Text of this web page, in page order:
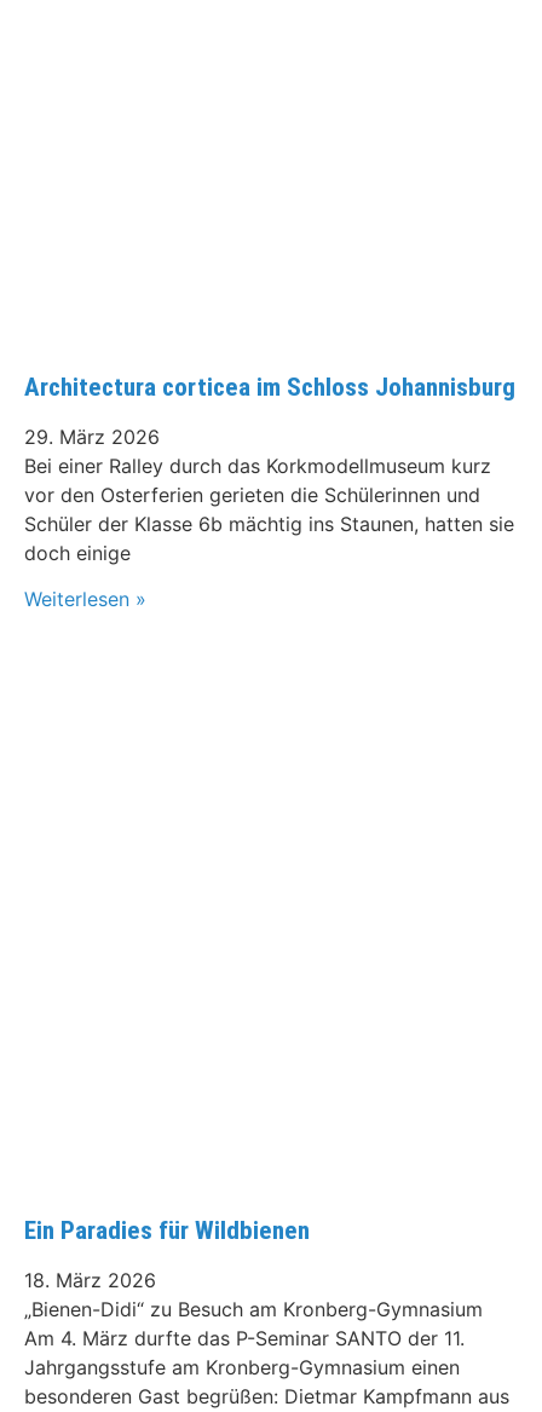
Architectura corticea im Schloss Johannisburg
29. März 2026
Bei einer Ralley durch das Korkmodellmuseum kurz
vor den Osterferien gerieten die Schülerinnen und
Schüler der Klasse 6b mächtig ins Staunen, hatten sie
doch einige
Weiterlesen »
Ein Paradies für Wildbienen
18. März 2026
„Bienen-Didi“ zu Besuch am Kronberg-Gymnasium
Am 4. März durfte das P-Seminar SANTO der 11.
Jahrgangsstufe am Kronberg-Gymnasium einen
besonderen Gast begrüßen: Dietmar Kampfmann aus